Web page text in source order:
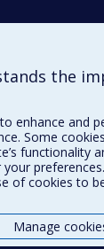
the
enhance and
Some
functionality
of cookies to
Manage